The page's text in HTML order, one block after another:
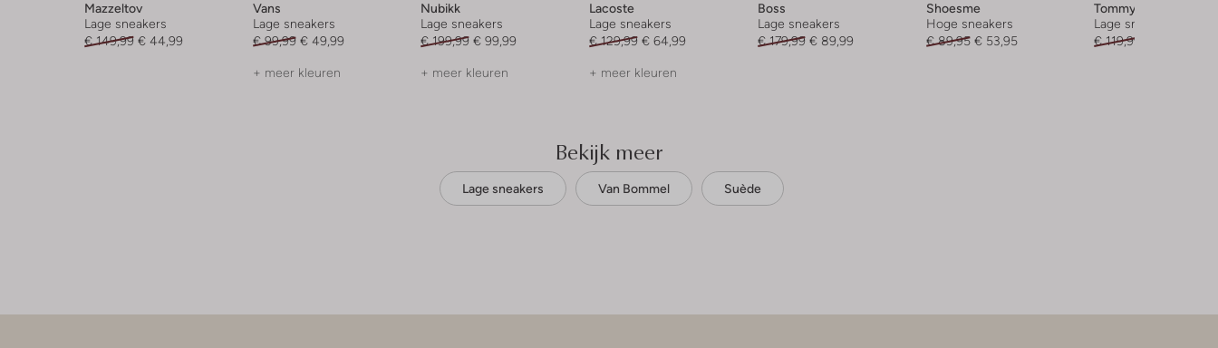
Mazzeltov
Lage sneakers
€ 149,99 € 44,99
Vans
Lage sneakers
€ 99,99 € 49,99
+ meer kleuren
Nubikk
Lage sneakers
€ 199,99 € 99,99
+ meer kleuren
Lacoste
Lage sneakers
€ 129,99 € 64,99
+ meer kleuren
Boss
Lage sneakers
€ 179,99 € 89,99
Shoesme
Hoge sneakers
€ 89,95 € 53,95
Tommy Hilfiger
Lage sneakers
€ 119,99
Bekijk meer
Lage sneakers Van Bommel Suède